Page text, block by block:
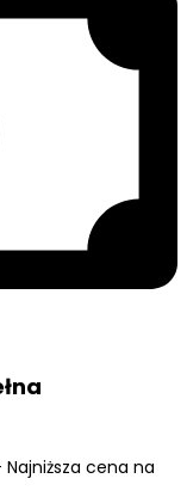
cena na